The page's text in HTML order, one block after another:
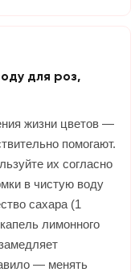
для роз,
жизни цветов —
помогают.
их согласно
в чистую воду
сахара (1
лимонного
— менять